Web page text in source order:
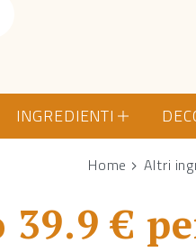
INGREDIENTI
Home Altri
39.9 €